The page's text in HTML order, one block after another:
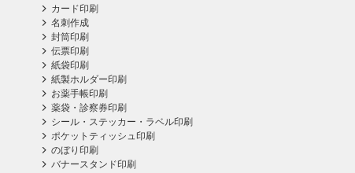
カード印刷
名刺作成
封筒印刷
伝票印刷
紙袋印刷
紙製ホルダー印刷
お薬手帳印刷
薬袋・診察券印刷
シール・ステッカー・ラベル印刷
ポケットティッシュ印刷
のぼり印刷
バナースタンド印刷